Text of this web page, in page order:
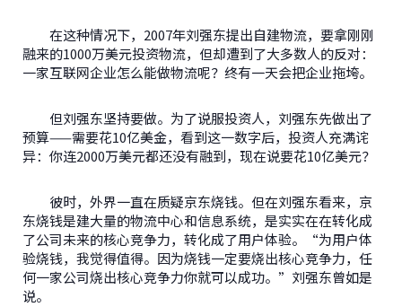
在这种情况下，2007年刘强东提出自建物流，要拿刚刚
融来的1000万美元投资物流，但却遭到了大多数人的反对：
一家互联网企业怎么能做物流呢？终有一天会把企业拖垮。
但刘强东坚持要做。为了说服投资人，刘强东先做出了
预算——需要花10亿美金，看到这一数字后，投资人充满诧
异：你连2000万美元都还没有融到，现在说要花10亿美元？
彼时，外界一直在质疑京东烧钱。但在刘强东看来，京
东烧钱是建大量的物流中心和信息系统，是实实在在转化成
了公司未来的核心竞争力，转化成了用户体验。“为用户体
验烧钱，我觉得值得。因为烧钱一定要烧出核心竞争力，任
何一家公司烧出核心竞争力你就可以成功。”刘强东曾如是
说。